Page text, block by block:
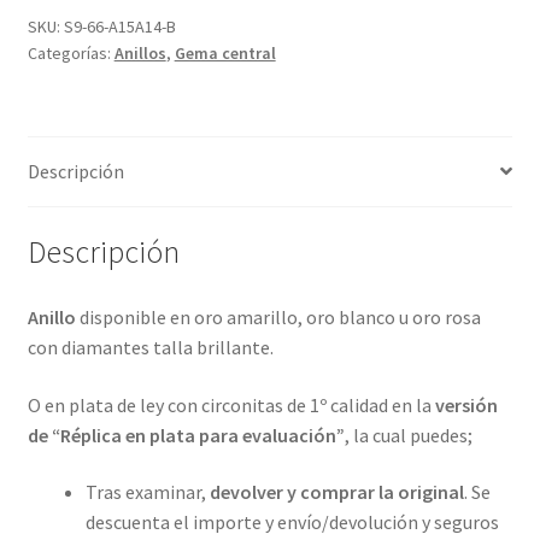
de
bandas
en
preciosos.
S9-
66-
cantidad
SKU: S9-66-A15A14-B
Categorías: Anillos, Gema central
Descripción
Descripción
Anillo disponible en oro amarillo, oro blanco u oro rosa
con diamantes talla brillante.
O en plata de ley con circonitas de 1º calidad en la versión
de “Réplica en plata para evaluación”, la cual puedes;
Tras examinar, devolver y comprar la original. Se
descuenta el importe y envío/devolución y seguros